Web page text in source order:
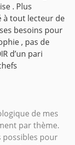
. Plus
à tout lecteur de
besoins pour
, pas de
d’un pari
de mes
par thème.
possibles pour